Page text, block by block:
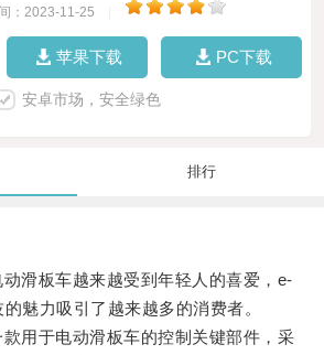
：2023-11-25
苹果下载 PC下载
安卓市场，安全绿色
排行
板车越来越受到年轻人的喜爱，e-
魅力吸引了越来越多的消费者。
于电动滑板车的控制关键部件，采